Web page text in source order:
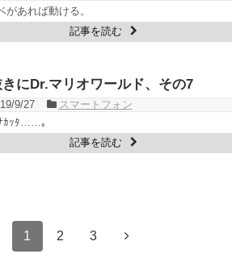
があれば動ける。
記事を読む
きにDr.マリオワールド、その7
9/27
スマートフォン
ｶｯﾀ……。
記事を読む
1 2 3